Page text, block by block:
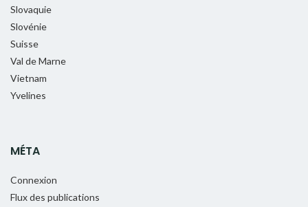
Slovaquie
Slovénie
Suisse
Val de Marne
Vietnam
Yvelines
MÉTA
Connexion
Flux des publications